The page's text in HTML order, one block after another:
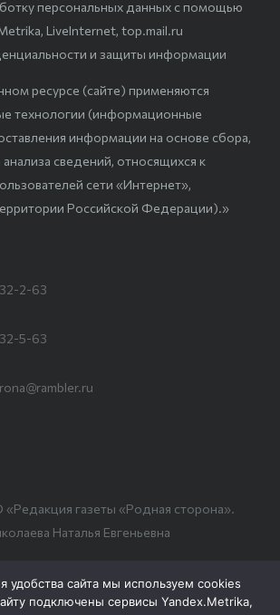
персональных данных с помощью
LiveInternet, top.mail.ru
и защиты информации
ресурсе (сайте) применяются
технологии (информационные
информации на основе сбора,
сведений, относящихся к
сети «Интернет»,
Российской Федерации).»
2-63
5-63
газеты «Родная сторона».
Наталья Евгеньевна
удобства сайта мы используем cookies
подключены сервисы Yandex.Metrika,